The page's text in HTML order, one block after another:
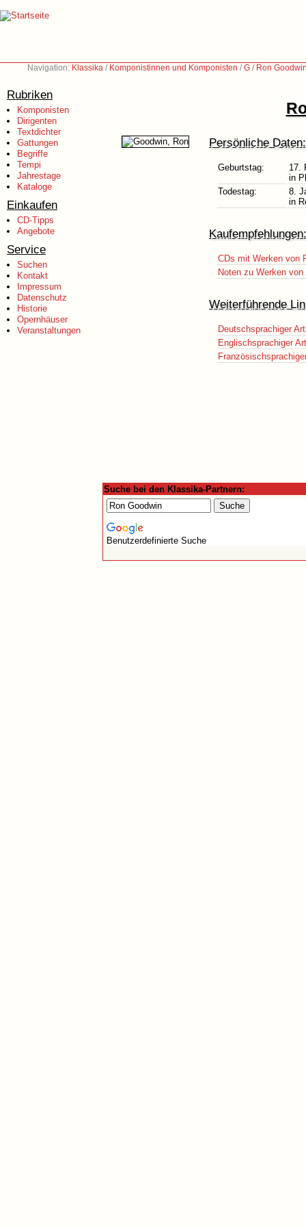
Navigation: Klassika / Komponistinnen und Komponisten /G / Ron
Rubriken
Komponisten
Dirigenten
Textdichter
Gattungen
Begriffe
Tempi
Jahrestage
Kataloge
Einkaufen
CD-Tipps
Angebote
Service
Suchen
Kontakt
Impressum
Datenschutz
Historie
Opernhäuser
Veranstaltungen
Persönliche Daten:
Geburtstag:
17.
in
Todestag:
8.
in
Kaufempfehlungen:
CDs mit Werken von
Noten zu Werken
Weiterführende
Deutschsprachiger
Englischsprachiger
Suche bei den Klassika-Partnern:
Benutzerdefinierte Suche